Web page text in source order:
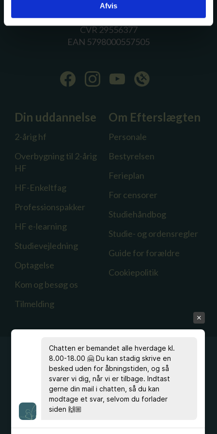
Afvis
+45 3396 4000
hfc@hfc.dk
CVR 29556377
EAN 5798000557505
Din uddannelse
2-årig hf
Overbygning til 2-årig
HF
HF-Enkeltfag
Professionspakker
HF e-learning
Studievejledning
Optagelse
Kom og besøg os
Tilmelding
Om Efterslægten
Personale
Bestyrelsen
Ferieplan
For censorer
Studiehåndbog
Studie- og ordensregler
Guide for forældre
Cookiepolitik
Har du spørgsmål?
33 96 40 00, eller skriv til kontoret på
hfc@hfc.dk
eller studievejldningen på
Chatten er bemandet alle hverdage kl.
8.00-18.00 🤗 Du kan stadig skrive en
besked uden for åbningstiden, og så
svarer vi dig, når vi er tilbage. Indtast
gerne din mail i chatten, så du kan
modtage et svar, selvom du forlader
siden 🙌🏼